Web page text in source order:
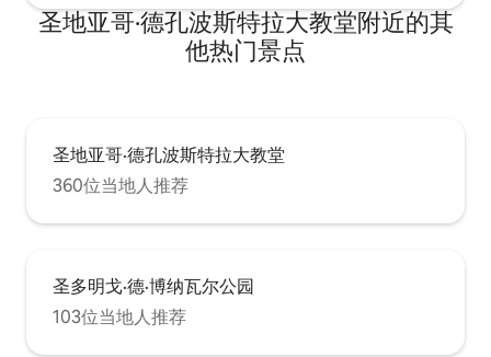
圣地亚哥·德孔波斯特拉大教堂附近的其
他热门景点
圣地亚哥·德孔波斯特拉大教堂
360位当地人推荐
圣多明戈·德·博纳瓦尔公园
103位当地人推荐